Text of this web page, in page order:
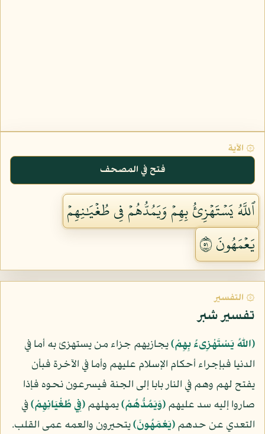
۞ الآية
فتح في المصحف
ٱللَّهُ يَسۡتَهۡزِئُ بِهِمۡ وَيَمُدُّهُمۡ فِي طُغۡيَٰنِهِمۡ
يَعۡمَهُونَ ١٥
۞ التفسير
تفسير شبر
﴿اللّهُ يَسْتَهْزِىءُ بِهِمْ﴾يجازيهم جزاء من يستهزئ به أما في
الدنيا فبإجراء أحكام الإسلام عليهم وأما في الآخرة فبأن
يفتح لهم وهم في النار بابا إلى الجنة فيسرعون نحوه فإذا
صاروا إليه سد عليهم﴿وَيَمُدُّهُمْ﴾يمهلهم﴿فِي طُغْيَانِهِمْ﴾في
التعدي عن حدهم﴿يَعْمَهُونَ﴾يتحيرون والعمه عمى القلب.